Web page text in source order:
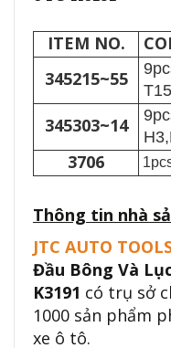
ITEM NO.
345215~55
345303~14
3706
Thông tin nhà
JTC AUTO
Đầu Bông Và
K3191 có trụ sở
1000 sản phẩm
xe ô tô.